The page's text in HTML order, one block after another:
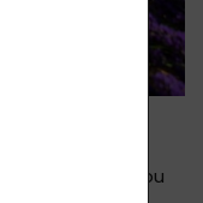
(čo je súčasťou